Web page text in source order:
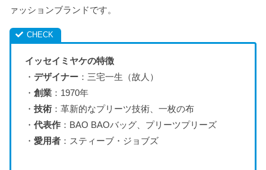
ァッションブランドです。
イッセイミヤケの特徴
・ デザイナー：三宅一生（故人）
・ 創業：1970年
・ 技術：革新的なプリーツ技術、一枚の布
・ 代表作：BAO BAOバッグ、プリーツプリーズ
・ 愛用者：スティーブ・ジョブズ